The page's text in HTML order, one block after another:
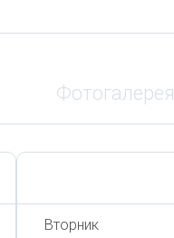
Фотогалерея
Вторник